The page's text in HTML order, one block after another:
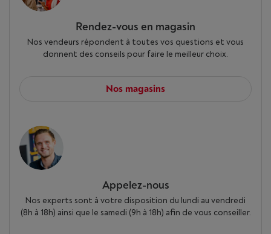
Rendez-vous en magasin
Nos vendeurs répondent à toutes vos questions et vous
donnent des conseils pour faire le meilleur choix.
Nos magasins
Appelez-nous
Nos experts sont à votre disposition du lundi au vendredi
(8h à 18h) ainsi que le samedi (9h à 18h) afin de vous conseiller.